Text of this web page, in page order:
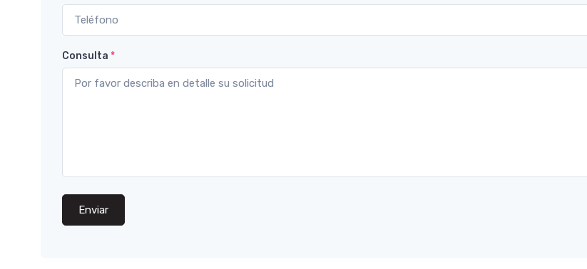
Consulta *
Enviar